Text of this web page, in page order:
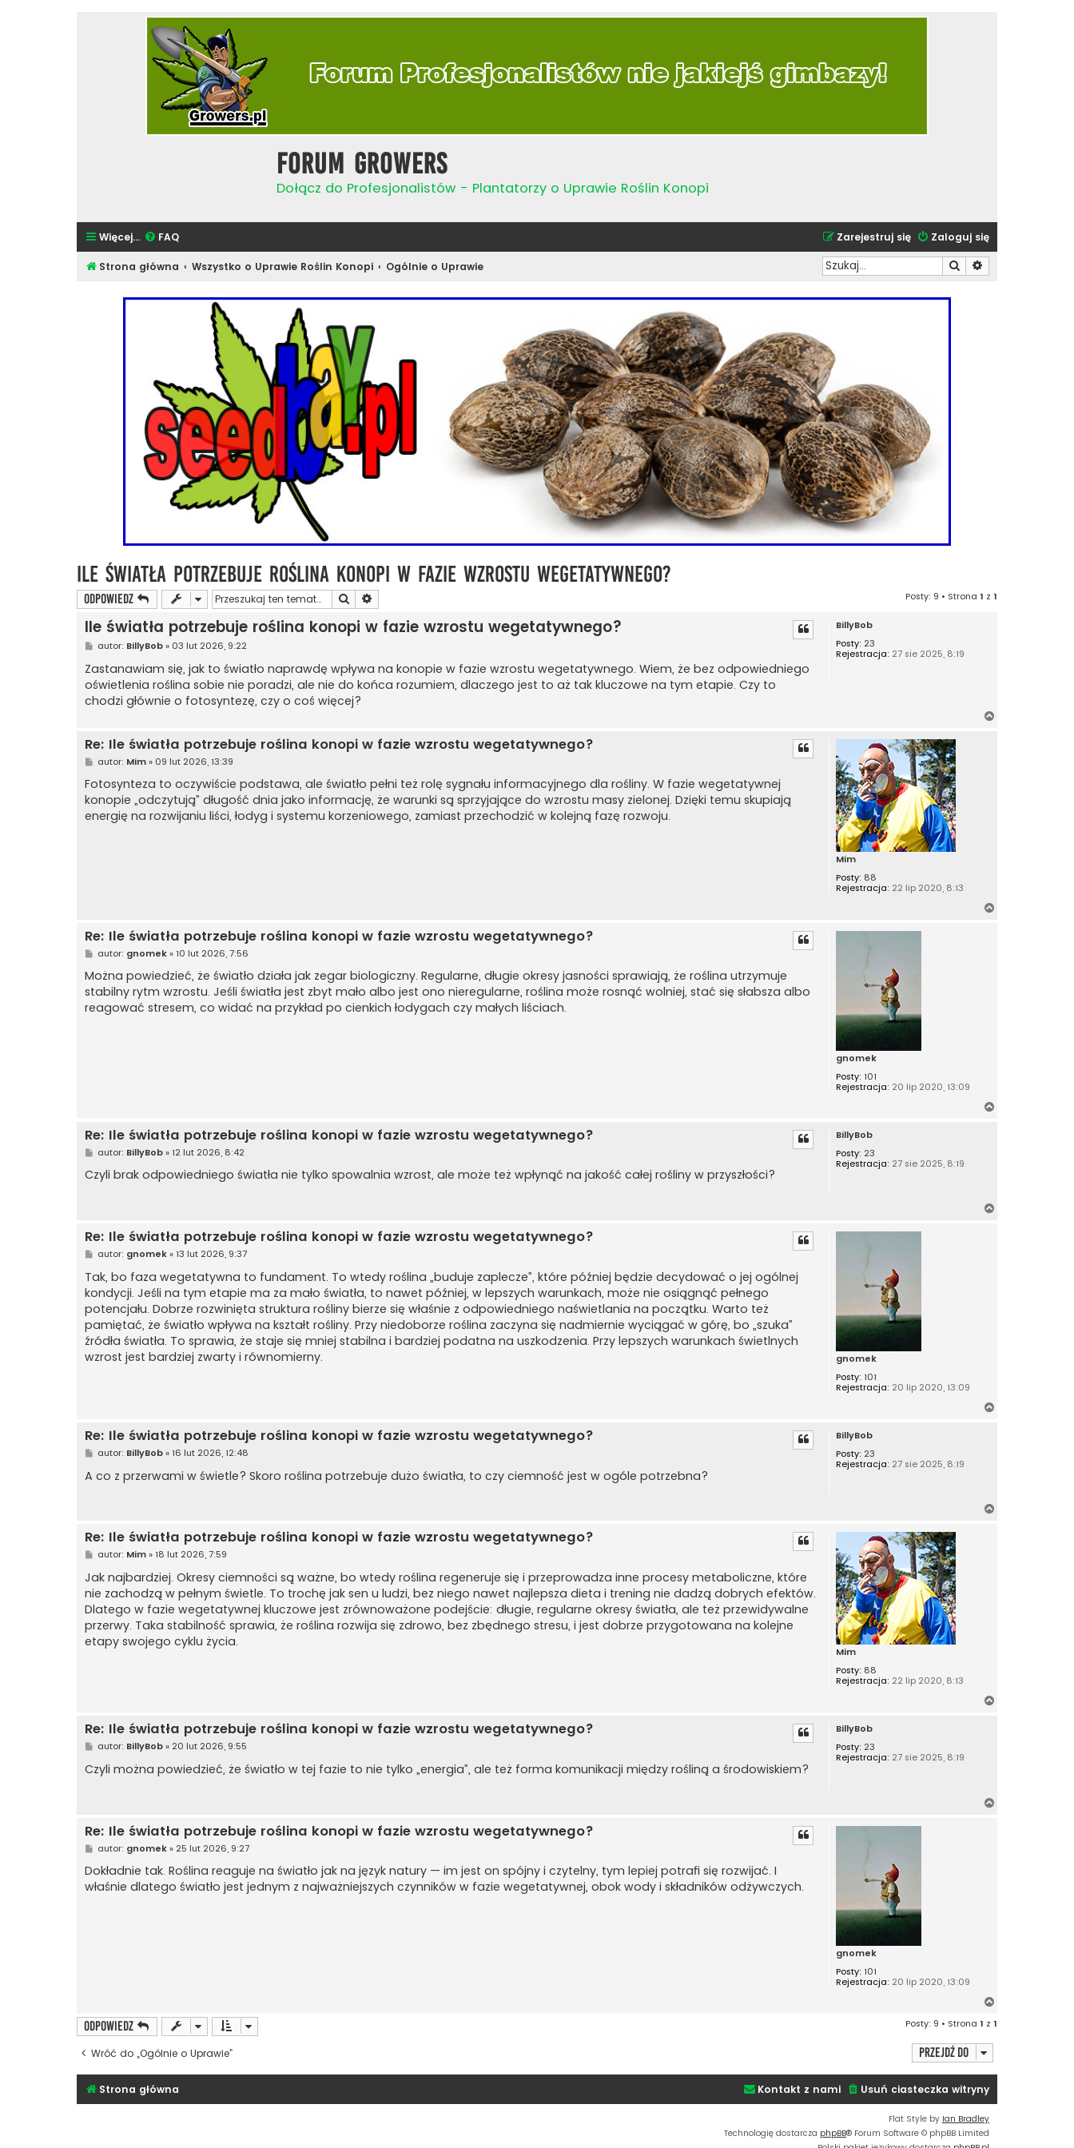
Forum Growers
Dołącz do Profesjonalistów - Plantatorzy o Uprawie Roślin Konopi
Więcej… FAQ Zaloguj się
Zarejestruj się
Strona główna Wszystko o Uprawie Roślin Konopi Ogólnie o Uprawie Szukaj
Ile światła potrzebuje roślina konopi w fazie wzrostu wegetatywnego?
ODPOWIEDZ Szukaj Posty: 9 • Strona 1 z 1
BillyBob
Posty: 23
Rejestracja: 27 sie 2025, 8:19
Ile światła potrzebuje roślina konopi w fazie wzrostu wegetatywnego?
P
s
t
autor: BillyBob» 03 lut 2026, 9:22
Zastanawiam się, jak to światło naprawdę wpływa na konopie w fazie wzrostu wegetatywnego. Wiem, że bez odpowiedniego
oświetlenia roślina sobie nie poradzi, ale nie do końca rozumiem, dlaczego jest to aż tak kluczowe na tym etapie. Czy to
chodzi głównie o fotosyntezę, czy o coś więcej?
Mim
Posty: 88
Rejestracja: 22 lip 2020, 8:13
Re: Ile światła potrzebuje roślina konopi w fazie wzrostu wegetatywnego?
P
s
t
autor: Mim» 09 lut 2026, 13:39
Fotosynteza to oczywiście podstawa, ale światło pełni też rolę sygnału informacyjnego dla rośliny. W fazie wegetatywnej
konopie „odczytują” długość dnia jako informację, że warunki są sprzyjające do wzrostu masy zielonej. Dzięki temu skupiają
energię na rozwijaniu liści, łodyg i systemu korzeniowego, zamiast przechodzić w kolejną fazę rozwoju.
gnomek
Posty: 101
Rejestracja: 20 lip 2020, 13:09
Re: Ile światła potrzebuje roślina konopi w fazie wzrostu wegetatywnego?
P
s
t
autor: gnomek» 10 lut 2026, 7:56
Można powiedzieć, że światło działa jak zegar biologiczny. Regularne, długie okresy jasności sprawiają, że roślina utrzymuje
stabilny rytm wzrostu. Jeśli światła jest zbyt mało albo jest ono nieregularne, roślina może rosnąć wolniej, stać się słabsza albo
reagować stresem, co widać na przykład po cienkich łodygach czy małych liściach.
BillyBob
Posty: 23
Rejestracja: 27 sie 2025, 8:19
Re: Ile światła potrzebuje roślina konopi w fazie wzrostu wegetatywnego?
P
s
t
autor: BillyBob» 12 lut 2026, 8:42
Czyli brak odpowiedniego światła nie tylko spowalnia wzrost, ale może też wpłynąć na jakość całej rośliny w przyszłości?
gnomek
Posty: 101
Rejestracja: 20 lip 2020, 13:09
Re: Ile światła potrzebuje roślina konopi w fazie wzrostu wegetatywnego?
P
s
t
autor: gnomek» 13 lut 2026, 9:37
Tak, bo faza wegetatywna to fundament. To wtedy roślina „buduje zaplecze”, które później będzie decydować o jej ogólnej
kondycji. Jeśli na tym etapie ma za mało światła, to nawet później, w lepszych warunkach, może nie osiągnąć pełnego
potencjału. Dobrze rozwinięta struktura rośliny bierze się właśnie z odpowiedniego naświetlania na początku. Warto też
pamiętać, że światło wpływa na kształt rośliny. Przy niedoborze roślina zaczyna się nadmiernie wyciągać w górę, bo „szuka”
źródła światła. To sprawia, że staje się mniej stabilna i bardziej podatna na uszkodzenia. Przy lepszych warunkach świetlnych
wzrost jest bardziej zwarty i równomierny.
BillyBob
Posty: 23
Rejestracja: 27 sie 2025, 8:19
Re: Ile światła potrzebuje roślina konopi w fazie wzrostu wegetatywnego?
P
s
t
autor: BillyBob» 16 lut 2026, 12:48
A co z przerwami w świetle? Skoro roślina potrzebuje dużo światła, to czy ciemność jest w ogóle potrzebna?
Mim
Posty: 88
Rejestracja: 22 lip 2020, 8:13
Re: Ile światła potrzebuje roślina konopi w fazie wzrostu wegetatywnego?
P
s
t
autor: Mim» 18 lut 2026, 7:59
Jak najbardziej. Okresy ciemności są ważne, bo wtedy roślina regeneruje się i przeprowadza inne procesy metaboliczne, które
nie zachodzą w pełnym świetle. To trochę jak sen u ludzi, bez niego nawet najlepsza dieta i trening nie dadzą dobrych efektów.
Dlatego w fazie wegetatywnej kluczowe jest zrównoważone podejście: długie, regularne okresy światła, ale też przewidywalne
przerwy. Taka stabilność sprawia, że roślina rozwija się zdrowo, bez zbędnego stresu, i jest dobrze przygotowana na kolejne
etapy swojego cyklu życia.
BillyBob
Posty: 23
Rejestracja: 27 sie 2025, 8:19
Re: Ile światła potrzebuje roślina konopi w fazie wzrostu wegetatywnego?
P
s
t
autor: BillyBob» 20 lut 2026, 9:55
Czyli można powiedzieć, że światło w tej fazie to nie tylko „energia”, ale też forma komunikacji między rośliną a środowiskiem?
gnomek
Posty: 101
Rejestracja: 20 lip 2020, 13:09
Re: Ile światła potrzebuje roślina konopi w fazie wzrostu wegetatywnego?
P
s
t
autor: gnomek» 25 lut 2026, 9:27
Dokładnie tak. Roślina reaguje na światło jak na język natury — im jest on spójny i czytelny, tym lepiej potrafi się rozwijać. I
właśnie dlatego światło jest jednym z najważniejszych czynników w fazie wegetatywnej, obok wody i składników odżywczych.
ę
ODPOWIEDZ Posty: 9 • Strona 1 z 1
Wróć do „Ogólnie o Uprawie” Przejdź do
Strona główna Usuń ciasteczka witryny
Kontakt z nami
Flat Style by Ian Bradley
Technologię dostarcza phpBB® Forum Software © phpBB Limited